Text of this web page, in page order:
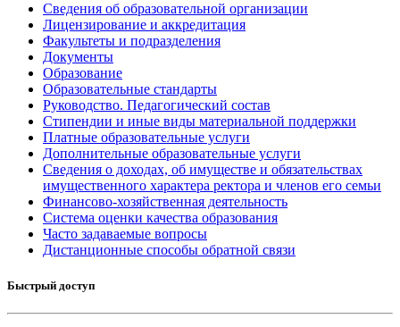
Сведения об образовательной организации
Лицензирование и аккредитация
Факультеты и подразделения
Документы
Образование
Образовательные стандарты
Руководство. Педагогический состав
Стипендии и иные виды материальной поддержки
Платные образовательные услуги
Дополнительные образовательные услуги
Сведения о доходах, об имуществе и обязательствах
имущественного характера ректора и членов его семьи
Финансово-хозяйственная деятельность
Система оценки качества образования
Часто задаваемые вопросы
Дистанционные способы обратной связи
Быстрый доступ